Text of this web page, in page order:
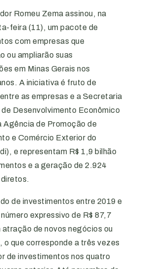
Romeu Zema assinou, na
feira (11), um pacote de
com empresas que
ou ampliarão suas
em Minas Gerais nos
A iniciativa é fruto de
as empresas e a Secretaria
Desenvolvimento Econômico
Agência de Promoção de
e Comércio Exterior do
e representam R$ 1,9 bilhão
e a geração de 2.924
de investimentos entre 2019 e
expressivo de R$ 87,7
atração de novos negócios ou
o que corresponde a três vezes
de investimentos nos quatro